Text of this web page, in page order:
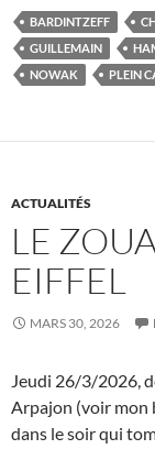
BARDINTZEFF
GUILLEMAIN
NOWAK
PLEIN
ACTUALITÉS
LE
EIFFEL
MARS 30, 2026
Jeudi 26/3/2026,
Arpajon (voir mon
dans le soir qui